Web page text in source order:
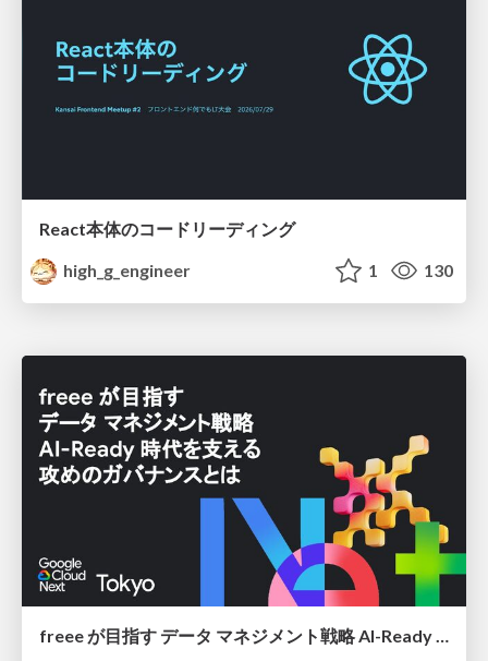
React本体のコードリーディング
high_g_engineer
1 130